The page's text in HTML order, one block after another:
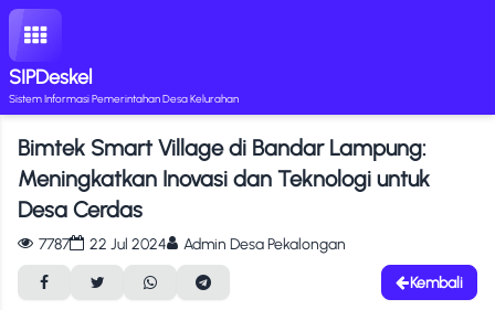
SIPDeskel
Sistem Informasi Pemerintahan Desa Kelurahan
Mandiri
Mart
Galeri Desa
Dana Desa
Administratif
& Informasi
& Kelompok
Bimtek Smart Village di Bandar Lampung:
Meningkatkan Inovasi dan Teknologi untuk
Desa Cerdas
7787 22 Jul 2024 Admin Desa Pekalongan
Kembali